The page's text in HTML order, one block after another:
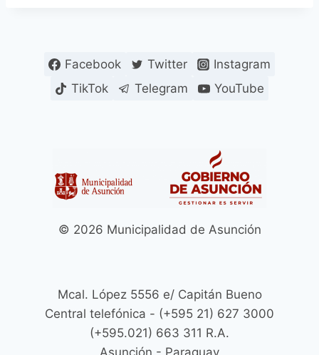
Facebook Twitter
Instagram
TikTok
Telegram YouTube
© 2026 Municipalidad de Asunción
Mcal. López 5556 e/ Capitán Bueno
Central telefónica - (+595 21) 627 3000
(+595.021) 663 311 R.A.